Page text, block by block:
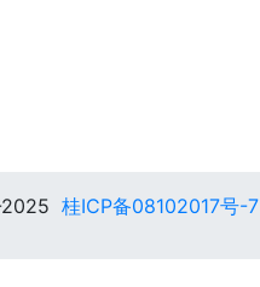
桂ICP备08102017号-7